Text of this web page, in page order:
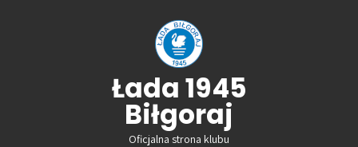
Łada 1945
Biłgoraj
Oficjalna strona klubu